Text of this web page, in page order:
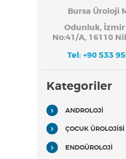
Bursa Üroloji
Odunluk, İzmir
No:41/A, 16110
Tel: +90 533
Kategoriler
ANDROLOJİ
ÇOCUK ÜROLOJİSİ
ENDOÜROLOJİ